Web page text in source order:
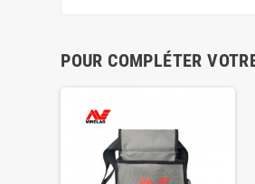
POUR COMPLÉTER